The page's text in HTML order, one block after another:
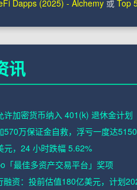
Dapps (2025) - Alchemy 或 Top
讯
许加密货币纳入 401(k) 退休金计划
570万保证金自救，浮亏一度达
元，24 小时跌幅 5.62%
「最佳多资产交易平台」奖项
融资：投前估值180亿美元，计划